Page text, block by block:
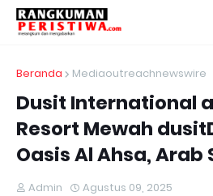
Beranda Mediaoutreachnewswire
Dusit International
Resort Mewah
Oasis Al Ahsa, Arab
Admin Agustus 09, 2025